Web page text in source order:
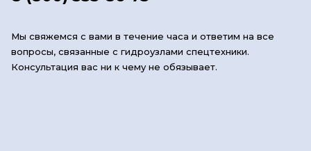
Мы свяжемся с вами в течение часа и ответим на все
вопросы, связанные с гидроузлами спецтехники.
Консультация вас ни к чему не обязывает.